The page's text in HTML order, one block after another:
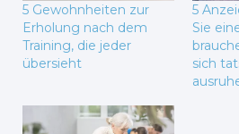
5 Gewohnheiten zur
Erholung nach dem
Training, die jeder
übersieht
5
Sie
sich